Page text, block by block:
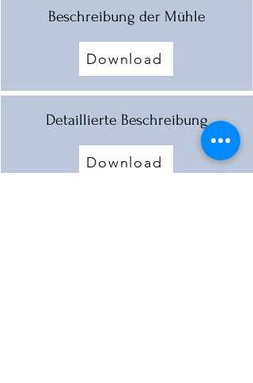
Beschreibung der Mühle
Download
Detaillierte Beschreibung
Download